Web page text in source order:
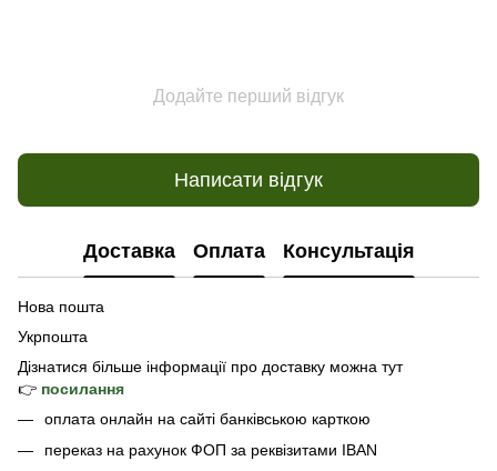
Додайте перший відгук
Написати відгук
Доставка Оплата Консультація
Нова пошта
Укрпошта
Дізнатися більше інформації про доставку можна тут
👉 посилання
оплата онлайн на сайті банківською карткою
переказ на рахунок ФОП за реквізитами IBAN